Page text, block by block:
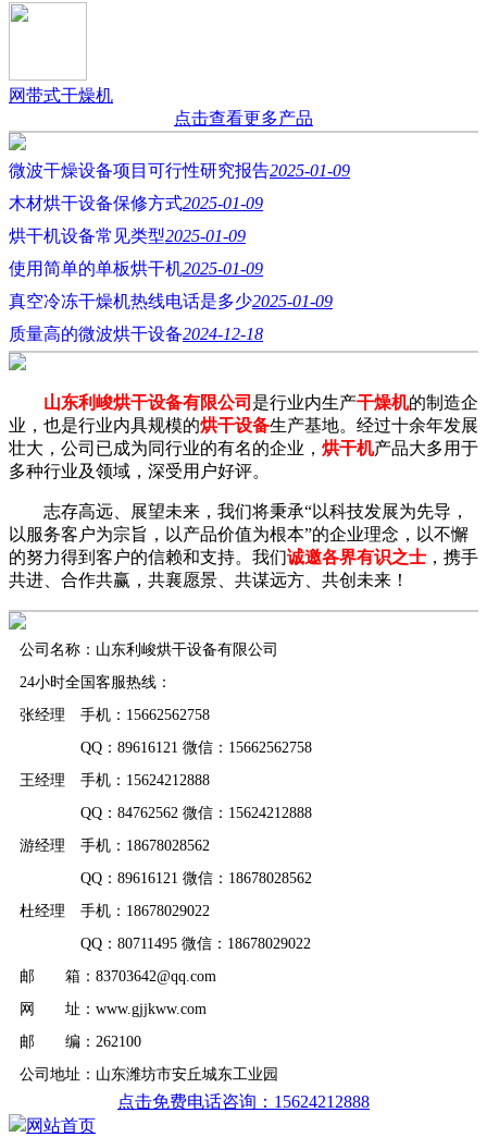
网带式干燥机
点击查看更多产品
微波干燥设备项目可行性研究报告2025-01-09
木材烘干设备保修方式2025-01-09
烘干机设备常见类型2025-01-09
使用简单的单板烘干机2025-01-09
真空冷冻干燥机热线电话是多少2025-01-09
质量高的微波烘干设备2024-12-18
山东利峻烘干设备有限公司 是行业内生产干燥机的制造企
业，也是行业内具规模的烘干设备生产基地。经过十余年发展
壮大，公司已成为同行业的有名的企业， 烘干机产品大多用于
多种行业及领域，深受用户好评。
志存高远、展望未来，我们将秉承“以科技发展为先导，
以服务客户为宗旨，以产品价值为根本”的企业理念，以不懈
的努力得到客户的信赖和支持。我们诚邀各界有识之士 ，携手
共进、合作共赢，共襄愿景、共谋远方、共创未来！
公司名称：山东利峻烘干设备有限公司
24小时全国客服热线：
张经理 手机：15662562758
QQ：89616121 微信：15662562758
王经理 手机：15624212888
QQ：84762562 微信：15624212888
游经理 手机：18678028562
QQ：89616121 微信：18678028562
杜经理 手机：18678029022
QQ：80711495 微信：18678029022
邮 箱：83703642@qq.com
网 址：www.gjjkww.com
邮 编：262100
公司地址：山东潍坊市安丘城东工业园
点击免费电话咨询：15624212888
网站首页